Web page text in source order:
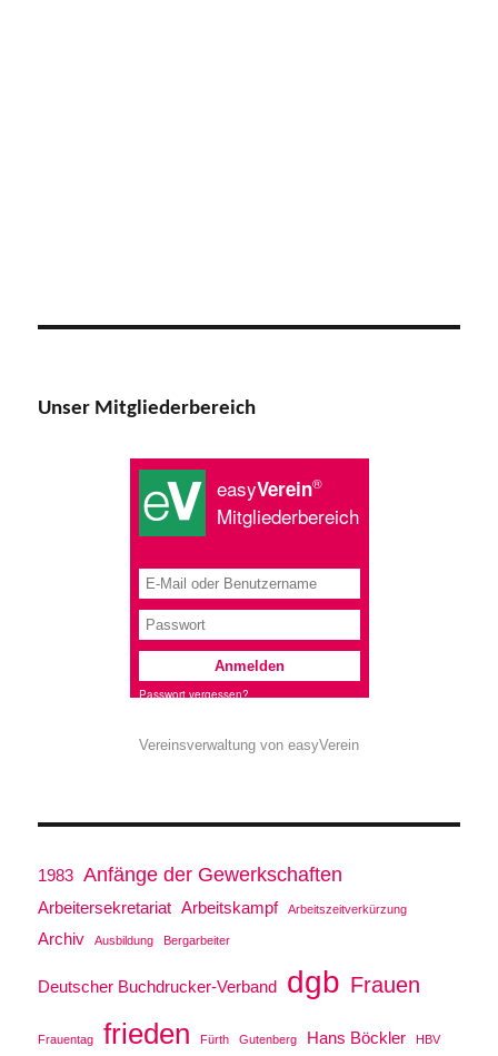
Unser Mitgliederbereich
Vereinsverwaltung von easyVerein
1983 Anfänge der Gewerkschaften
Arbeitersekretariat Arbeitskampf Arbeitszeitverkürzung
Archiv Ausbildung Bergarbeiter
Deutscher Buchdrucker-Verband dgb Frauen
Frauentag frieden Fürth Gutenberg Hans Böckler HBV